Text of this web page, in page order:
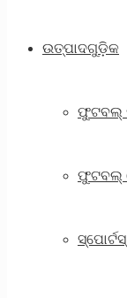
ଉତ୍ପାଦଗୁଡ଼ିକ
ଫୁଟବଲ୍
ଫୁଟବଲ୍